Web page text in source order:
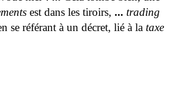
est dans les tiroirs, ... trading
se référant à un décret, lié à la taxe